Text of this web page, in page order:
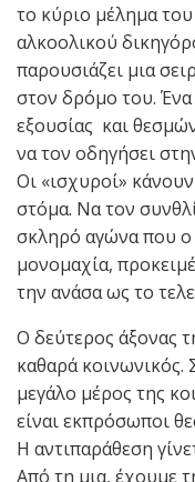
το κύριο μέλημα
αλκοολικού
παρουσιάζει μια
στον δρόμο του.
εξουσίας και
να τον οδηγήσει
Οι «ισχυροί»
στόμα. Να τον
σκληρό αγώνα που ο
μονομαχία,
την ανάσα ως το
Ο δεύτερος άξονας
καθαρά κοινωνικός.
μεγάλο μέρος της
είναι εκπρόσωποι
Η αντιπαράθεση
Από τη μια, έχουμε